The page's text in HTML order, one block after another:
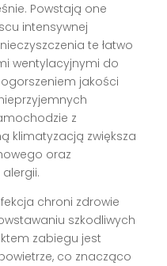
Powstają one
intensywnej
te łatwo
wentylacyjnymi do
jakości
z
klimatyzacją zwiększa
oraz
chroni zdrowie
szkodliwych
zabiegu jest
co znacząco